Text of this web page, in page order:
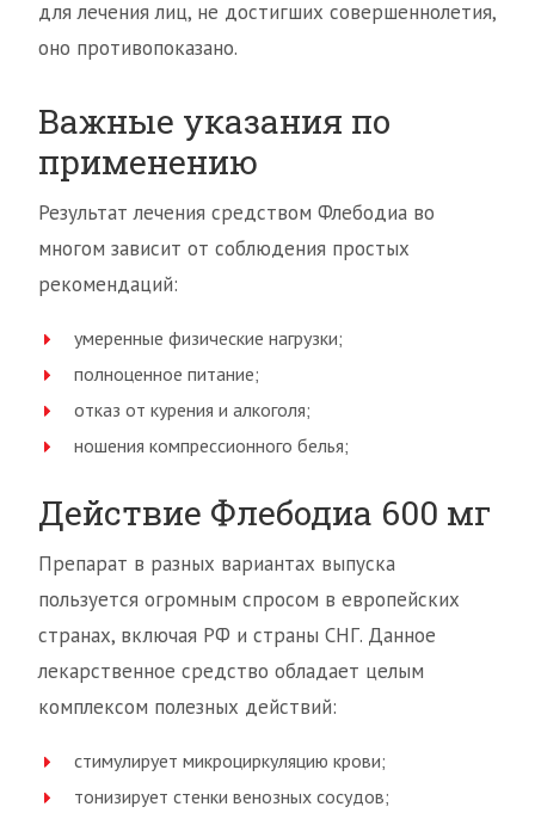
для лечения лиц, не достигших совершеннолетия,
оно противопоказано.
Важные указания по
применению
Результат лечения средством Флебодиа во
многом зависит от соблюдения простых
рекомендаций:
умеренные физические нагрузки;
полноценное питание;
отказ от курения и алкоголя;
ношения компрессионного белья;
Действие Флебодиа 600 мг
Препарат в разных вариантах выпуска
пользуется огромным спросом в европейских
странах, включая РФ и страны СНГ. Данное
лекарственное средство обладает целым
комплексом полезных действий:
стимулирует микроциркуляцию крови;
тонизирует стенки венозных сосудов;